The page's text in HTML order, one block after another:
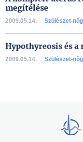
megítélése
2009.05.14. Szülészet-
Hypothyreosis és a
2009.05.14. Szülészet-